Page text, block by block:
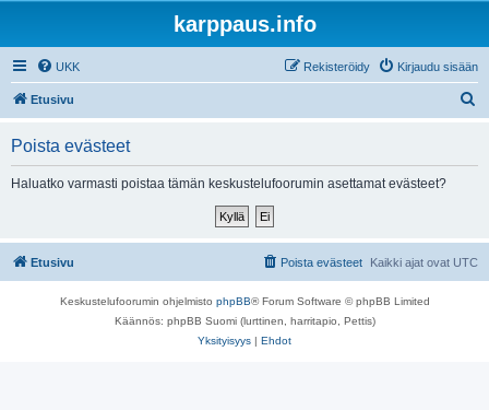
karppaus.info
UKK Kirjaudu sisään
Rekisteröidy
Etusivu
Poista evästeet
Haluatko varmasti poistaa tämän keskustelufoorumin asettamat evästeet?
Etusivu Kaikki ajat ovat UTC
Poista evästeet
Keskustelufoorumin ohjelmisto phpBB® Forum Software © phpBB Limited
Käännös: phpBB Suomi (lurttinen, harritapio, Pettis)
Yksityisyys | Ehdot